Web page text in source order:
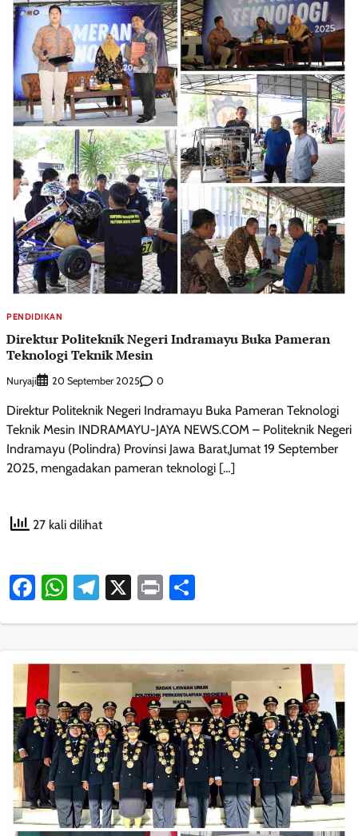
PENDIDIKAN
Direktur Politeknik Negeri Indramayu Buka Pameran
Teknologi Teknik Mesin
Nuryaji 20 September 2025 0
Direktur Politeknik Negeri Indramayu Buka Pameran Teknologi
Teknik Mesin INDRAMAYU-JAYA NEWS.COM – Politeknik Negeri
Indramayu (Polindra) Provinsi Jawa Barat,Jumat 19 September
2025, mengadakan pameran teknologi […]
27 kali dilihat
Facebook
WhatsApp
Telegram
X Print